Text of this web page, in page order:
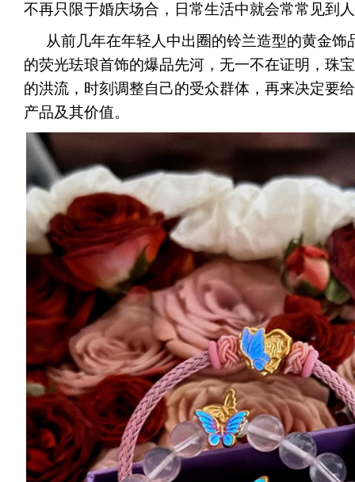
不再只限于婚庆场合，日常生活中就会常常见到
从前几年在年轻人中出圈的铃兰造型的黄金饰
的荧光珐琅首饰的爆品先河，无一不在证明，珠
的洪流，时刻调整自己的受众群体，再来决定要
产品及其价值。